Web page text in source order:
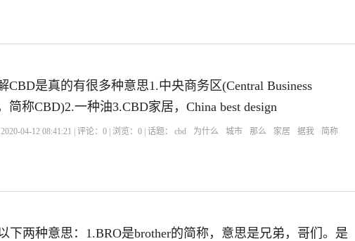
CBD是真的有很多种意思1.中央商务区(Central Business
简称CBD)2.一种油3.CBD家居，China best design
04-12 08:41:21 | 评论：0 | 浏览：0 | 话题： cbd 为什么 城市 那么 家居 据我 简称
下两种意思：1.BRO是brother的简称，意思是兄弟，哥们。是